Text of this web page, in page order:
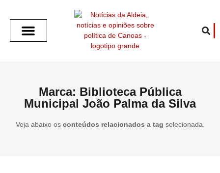
Marca: Biblioteca Pública
Municipal João Palma da Silva
Veja abaixo os conteúdos relacionados a tag selecionada.